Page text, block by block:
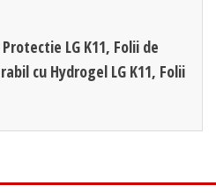
LG K11, Folii de
cu Hydrogel LG K11, Folii